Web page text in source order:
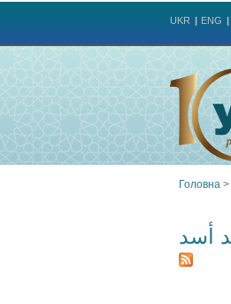
UKR ENG
є
Головна >
أسد